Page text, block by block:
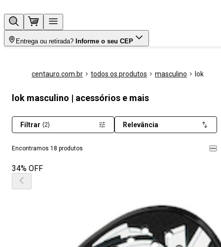
Entrega ou retirada? Informe o seu CEP
centauro.com.br todos os produtos masculino lok
lok masculino | acessórios e mais
Encontramos 18 produtos
Filtrar (2) Relevância
34% OFF